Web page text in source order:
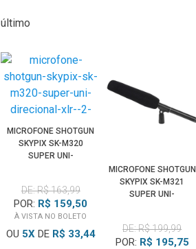
último
MICROFONE SHOTGUN
SKYPIX SK-M320
SUPER UNI-
DE: R$ 163,99
POR: R$ 159,50
À VISTA NO BOLETO
OU 5XDE R$ 33,44
MICROFONE SHOTGUN
SKYPIX SK-M321
SUPER UNI-
DE: R$ 199,99
POR: R$ 195,75